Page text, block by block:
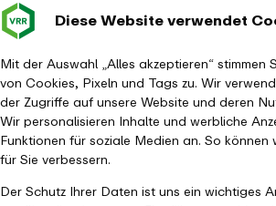
Diese Website verwendet
Mit der Auswahl „Alles akzeptieren“ stimmen
von Cookies, Pixeln und Tags zu. Wir
der Zugriffe auf unsere Website und deren
Wir personalisieren Inhalte und werbliche
Funktionen für soziale Medien an. So können
für Sie verbessern.
Der Schutz Ihrer Daten ist uns ein wichtiges
Verkehrsverbund
Startseite Aktuelles
Magazin
621,2 Millionen Euro für den kommunalen